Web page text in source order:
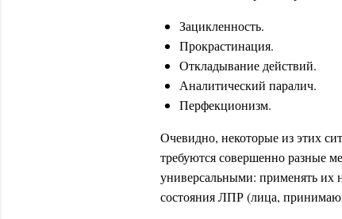
Зацикленность.
Прокрастинация.
Откладывание действий.
Аналитический паралич.
Перфекционизм.
Очевидно, некоторые из этих
требуются совершенно разные
универсальными: применять их
состояния ЛПР (лица,